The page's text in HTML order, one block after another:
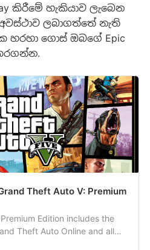
කිරීමේ හැකියාව ලැබෙන
ලබාගත්තේ නැති
හරහා ගොස් ඔබගේ Epic
Theft Auto V: Premium
Edition includes the
Theft Auto Online and all